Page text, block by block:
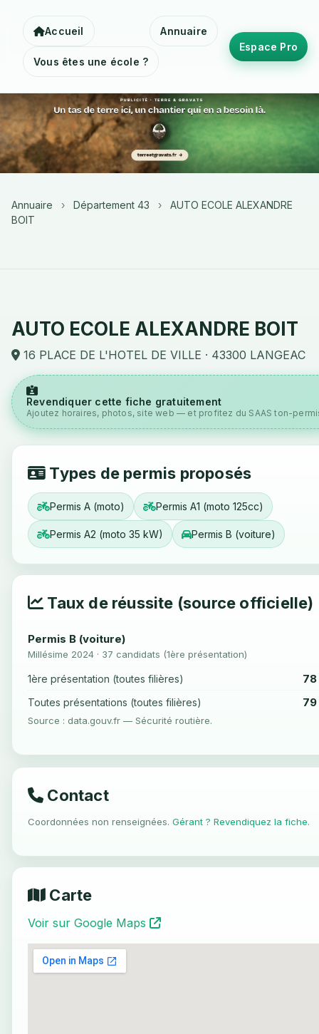
Accueil Annuaire
Vous êtes une école ?
Espace Pro
Annuaire › Département 43 ›
AUTO ECOLE ALEXANDRE
BOIT
AUTO ECOLE ALEXANDRE BOIT
16 PLACE DE L'HOTEL DE VILLE · 43300 LANGEAC
Revendiquer cette fiche gratuitement
Ajoutez horaires, photos, site web — et profitez du SAAS ton-
Types de permis proposés
Permis A (moto) Permis A1 (moto 125cc)
Permis A2 (moto 35 kW) Permis B (voiture)
Taux de réussite (source officielle)
Permis B (voiture)
Millésime 2024 · 37 candidats (1ère présentation)
1ère présentation (toutes filières) 78
Toutes présentations (toutes filières) 79
Source : data.gouv.fr — Sécurité routière.
Contact
Coordonnées non renseignées. Gérant ? Revendiquez la fiche.
Carte
Voir sur Google Maps